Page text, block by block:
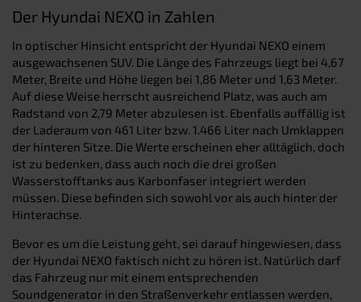
Der Hyundai NEXO in Zahlen
In optischer Hinsicht entspricht der Hyundai NEXO einem
ausgewachsenen SUV. Die Länge des Fahrzeugs liegt bei 4,67
Meter, Breite und Höhe liegen bei 1,86 Meter und 1,63 Meter.
Auf diese Weise herrscht ausreichend Platz, was auch am
Radstand von 2,79 Meter abzulesen ist. Ebenfalls auffällig ist
der Laderaum von 461 Liter bzw. 1.466 Liter nach Umklappen
der hinteren Sitze. Die Werte erscheinen eher alltäglich, doch
ist zu bedenken, dass auch noch die drei großen
Wasserstofftanks aus Karbonfaser integriert werden
müssen. Diese befinden sich sowohl vor als auch hinter der
Hinterachse.
Bevor es um die Leistung geht, sei darauf hingewiesen, dass
der Hyundai NEXO faktisch nicht zu hören ist. Natürlich darf
das Fahrzeug nur mit einem entsprechenden
Soundgenerator in den Straßenverkehr entlassen werden,